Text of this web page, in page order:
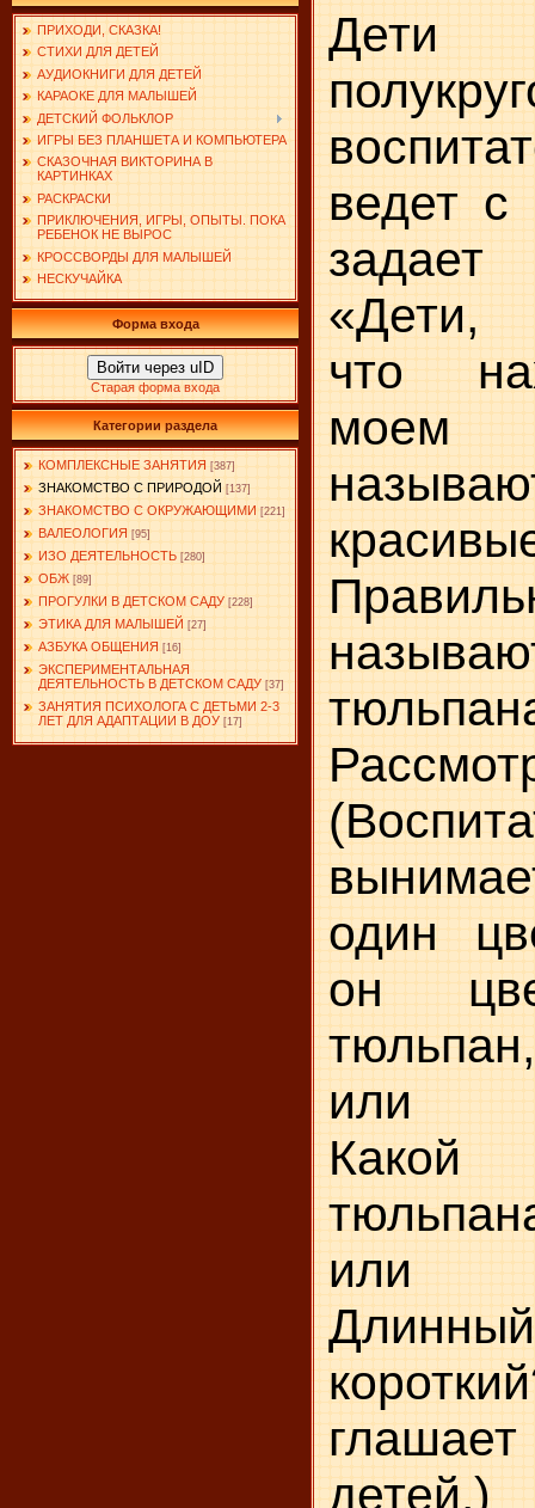
ПРИХОДИ, СКАЗКА!
СТИХИ ДЛЯ ДЕТЕЙ
АУДИОКНИГИ ДЛЯ ДЕТЕЙ
КАРАОКЕ ДЛЯ МАЛЫШЕЙ
ДЕТСКИЙ ФОЛЬКЛОР
ИГРЫ БЕЗ ПЛАНШЕТА И КОМПЬЮТЕРА
СКАЗОЧНАЯ ВИКТОРИНА В
КАРТИНКАХ
РАСКРАСКИ
ПРИКЛЮЧЕНИЯ, ИГРЫ, ОПЫТЫ. ПОКА
РЕБЕНОК НЕ ВЫРОС
КРОССВОРДЫ ДЛЯ МАЛЫШЕЙ
НЕСКУЧАЙКА
Форма входа
Войти через uID
Старая форма входа
Категории раздела
КОМПЛЕКСНЫЕ ЗАНЯТИЯ [387]
ЗНАКОМСТВО С ПРИРОДОЙ [137]
ЗНАКОМСТВО С ОКРУЖАЮЩИМИ [221]
ВАЛЕОЛОГИЯ [95]
ИЗО ДЕЯТЕЛЬНОСТЬ [280]
ОБЖ [89]
ПРОГУЛКИ В ДЕТСКОМ САДУ [228]
ЭТИКА ДЛЯ МАЛЫШЕЙ [27]
АЗБУКА ОБЩЕНИЯ [16]
ЭКСПЕРИМЕНТАЛЬНАЯ
ДЕЯТЕЛЬНОСТЬ В ДЕТСКОМ САДУ [37]
ЗАНЯТИЯ ПСИХОЛОГА С ДЕТЬМИ 2-3
ЛЕТ ДЛЯ АДАПТАЦИИ В ДОУ [17]
ведет с
«Дети,
что
моем
один
он
или
или